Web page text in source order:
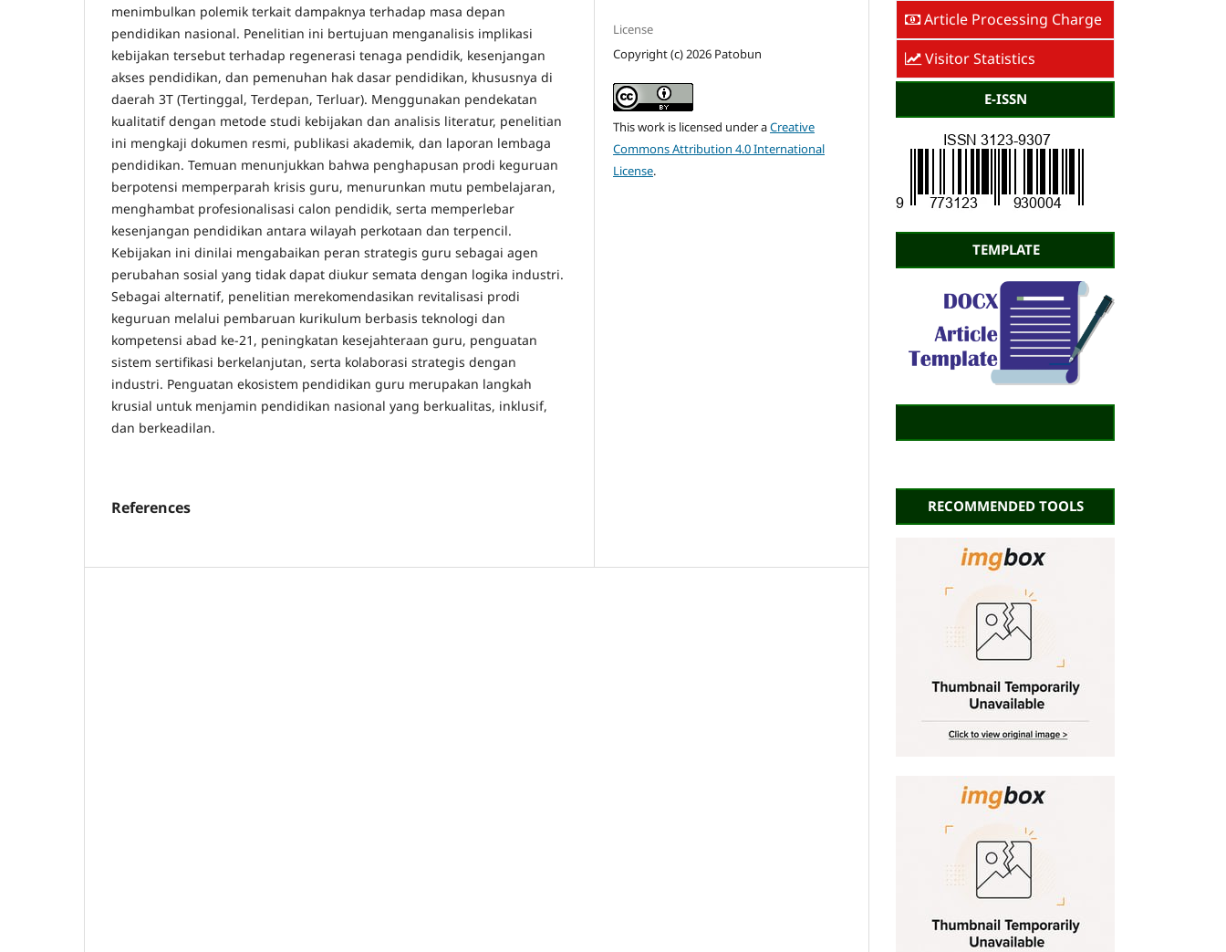
menimbulkan polemik terkait dampaknya terhadap masa depan
pendidikan nasional. Penelitian ini bertujuan menganalisis implikasi
kebijakan tersebut terhadap regenerasi tenaga pendidik, kesenjangan
akses pendidikan, dan pemenuhan hak dasar pendidikan, khususnya di
daerah 3T (Tertinggal, Terdepan, Terluar). Menggunakan pendekatan
kualitatif dengan metode studi kebijakan dan analisis literatur, penelitian
ini mengkaji dokumen resmi, publikasi akademik, dan laporan lembaga
pendidikan. Temuan menunjukkan bahwa penghapusan prodi keguruan
berpotensi memperparah krisis guru, menurunkan mutu pembelajaran,
menghambat profesionalisasi calon pendidik, serta memperlebar
kesenjangan pendidikan antara wilayah perkotaan dan terpencil.
Kebijakan ini dinilai mengabaikan peran strategis guru sebagai agen
perubahan sosial yang tidak dapat diukur semata dengan logika industri.
Sebagai alternatif, penelitian merekomendasikan revitalisasi prodi
keguruan melalui pembaruan kurikulum berbasis teknologi dan
kompetensi abad ke-21, peningkatan kesejahteraan guru, penguatan
sistem sertifikasi berkelanjutan, serta kolaborasi strategis dengan
industri. Penguatan ekosistem pendidikan guru merupakan langkah
krusial untuk menjamin pendidikan nasional yang berkualitas, inklusif,
dan berkeadilan.
References
License
Copyright (c) 2026 Patobun
This work is licensed under aCreative
Commons Attribution 4.0 International
License.
Article Processing Charge
Visitor Statistics
E-ISSN
TEMPLATE
RECOMMENDED TOOLS